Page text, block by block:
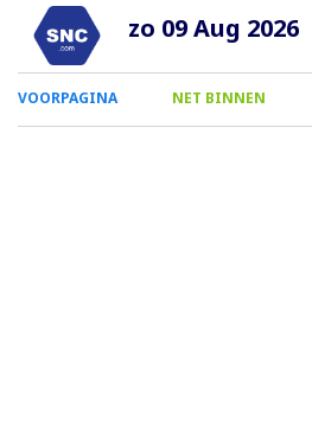
naar
zo 09 Aug 2026
0
Smartphone
VOORPAGINA NET BINNEN